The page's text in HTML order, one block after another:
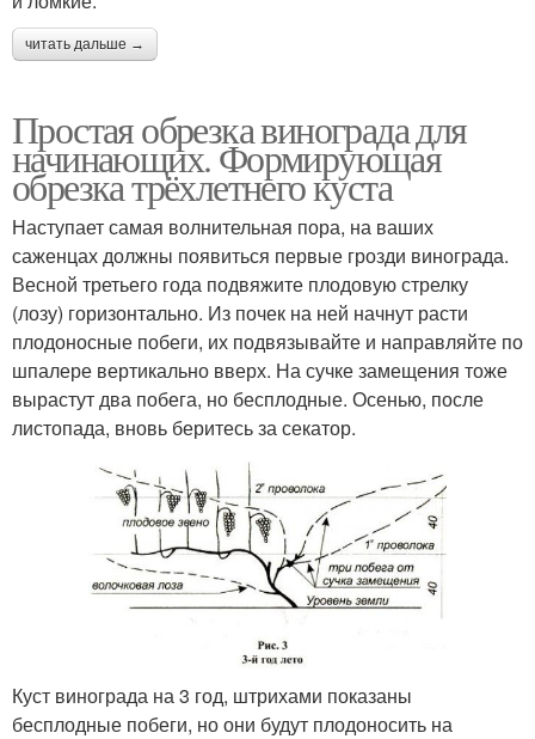
читать дальше →
Простая обрезка винограда для
начинающих. Формирующая
обрезка трёхлетнего куста
Наступает самая волнительная пора, на ваших
саженцах должны появиться первые грозди винограда.
Весной третьего года подвяжите плодовую стрелку
(лозу) горизонтально. Из почек на ней начнут расти
плодоносные побеги, их подвязывайте и направляйте по
шпалере вертикально вверх. На сучке замещения тоже
вырастут два побега, но бесплодные. Осенью, после
листопада, вновь беритесь за секатор.
Куст винограда на 3 год, штрихами показаны
бесплодные побеги, но они будут плодоносить на